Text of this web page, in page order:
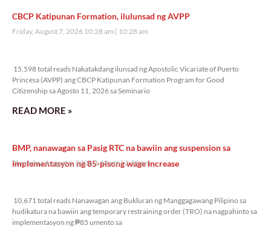
CBCP Katipunan Formation, ilulunsad ng AVPP
Friday, August 7, 2026 10:28 am 10:28 am
15,598 total reads Nakatakdang ilunsad ng Apostolic Vicariate of Puerto
Princesa (AVPP) ang CBCP Katipunan Formation Program for Good
Citizenship sa Agosto 11, 2026 sa Seminario
READ MORE »
BMP, nanawagan sa Pasig RTC na bawiin ang suspension sa
implementasyon ng 85-pisong wage increase
Thursday, August 6, 2026 2:18 pm 2:18 pm
10,671 total reads Nanawagan ang Bukluran ng Manggagawang Pilipino sa
hudikatura na bawiin ang temporary restraining order (TRO) na nagpahinto sa
implementasyon ng ₱85 umento sa